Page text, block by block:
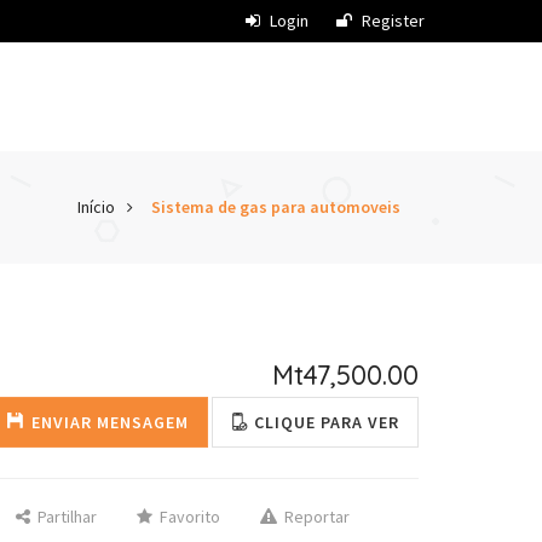
Login Register
Início Sistema de gas para automoveis
Mt47,500.00
ENVIAR MENSAGEM CLIQUE PARA VER
Partilhar Favorito Reportar